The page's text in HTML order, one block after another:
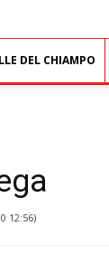
DEL CHIAMPO
12:56)